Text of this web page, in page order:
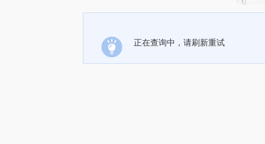
正在查询中，请刷新重试